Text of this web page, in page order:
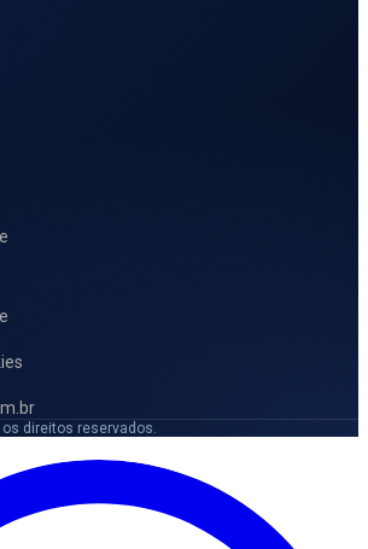
direitos reservados.